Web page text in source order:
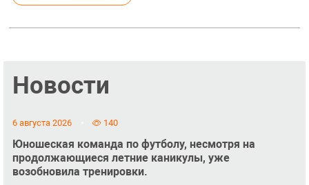
Новости
6 августа 2026 140
Юношеская команда по футболу, несмотря на
продолжающиеся летние каникулы, уже
возобновила тренировки.